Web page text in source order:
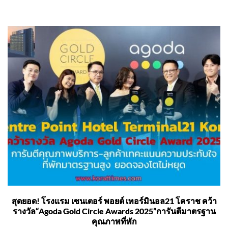
สุดยอด! โรงแรม เซนเตอร์ พอยต์ เทอร์มินอล21 โคราช คว้า
รางวัล“Agoda Gold Circle Awards 2025”การันตีมาตรฐาน
คุณภาพที่พัก